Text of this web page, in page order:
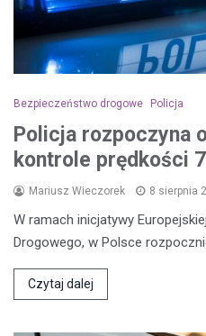
Bezpieczeństwo drogowe Policja
Policja rozpoczyna
kontrole prędkości
Mariusz Wieczorek 8 sierpnia
W ramach inicjatywy
Drogowego, w Polsce
Czytaj dalej